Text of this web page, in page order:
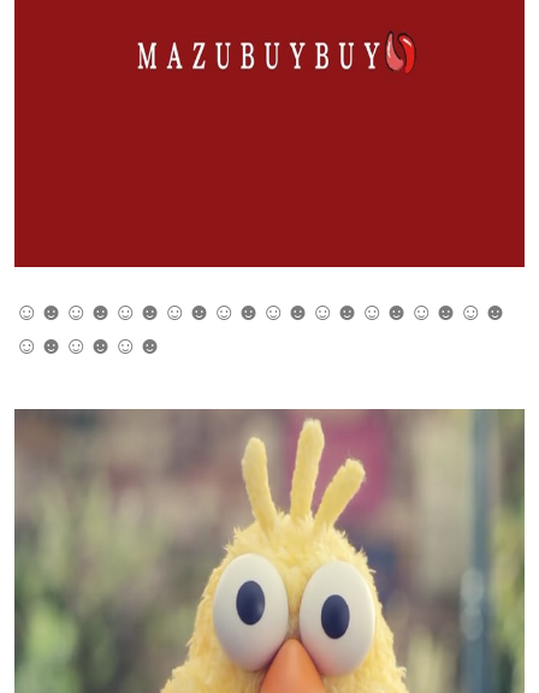
☺☻☺☻☺☻☺☻☺☻☺☻☺☻☺☻☺☻☺☻
☺☻☺☻☺☻